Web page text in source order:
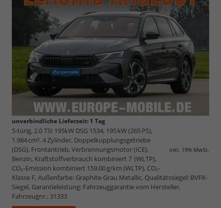
inkl. 19% MwSt.
unverbindliche Lieferzeit: 1 Tag
5-türig, 2.0 TSI 195kW DSG 1534, 195 kW (265 PS),
1.984 cm³, 4 Zylinder, Doppelkupplungsgetriebe
(DSG), Frontantrieb, Verbrennungsmotor (ICE),
Benzin, Kraftstoffverbrauch kombiniert 7 (WLTP),
CO₂-Emission kombiniert 159.00 g/km (WLTP), CO₂-
Klasse F, Außenfarbe: Graphite-Grau Metallic, Qualitätssiegel: BVFK-
Siegel, Garantieleistung: Fahrzeuggarantie vom Hersteller,
Fahrzeugnr.: 31333